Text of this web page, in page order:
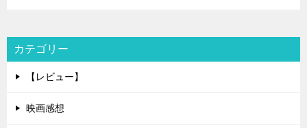
カテゴリー
【レビュー】
映画感想